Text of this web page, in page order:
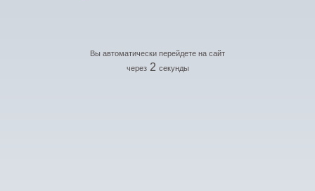
Вы автоматически перейдете на сайт
через 2 секунды